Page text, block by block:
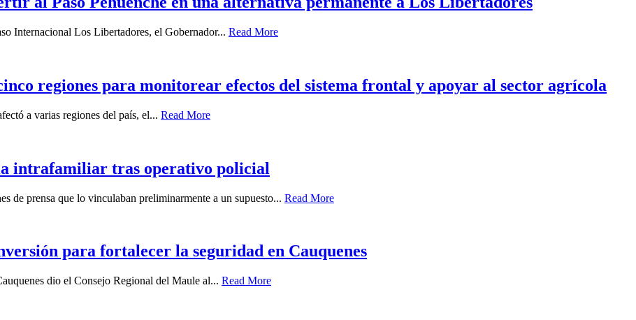
Internacional Los Libertadores, el Gobernador... Read More
regiones para monitorear efectos del sistema frontal y apoyar al sector agrícola
a varias regiones del país, el... Read More
intrafamiliar tras operativo policial
de prensa que lo vinculaban preliminarmente a un supuesto... Read More
para fortalecer la seguridad en Cauquenes
dio el Consejo Regional del Maule al... Read More